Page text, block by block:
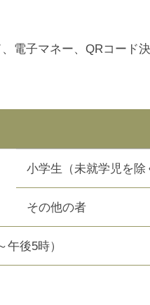
電子マネー、QRコード
小学生（未就学児を除
その他の者
後5時）